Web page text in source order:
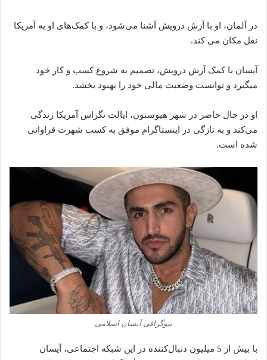
در آلمان، او با آرش درویش آشنا می‌شود، و با کمک‌های او به آمریکا
نقل مکان می‌ کند.
آیسان با کمک آرش درویش، تصمیم به شروع کسب و کار خود
میگیرد و توانست وضعیت مالی خود را بهبود بخشد.
او در حال حاضر در شهر هیوستون، ایالت تگزاس آمریکا زندگی
می‌کند و به تازگی در اینستاگرام موفق به کسب شهرت فراوانی
شده است.
بیوگرافی آیسان اسلامی
با بیش از 5 میلیون دنبال‌کننده در این شبکه اجتماعی، آیسان